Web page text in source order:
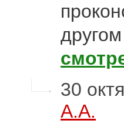
30
А.А.